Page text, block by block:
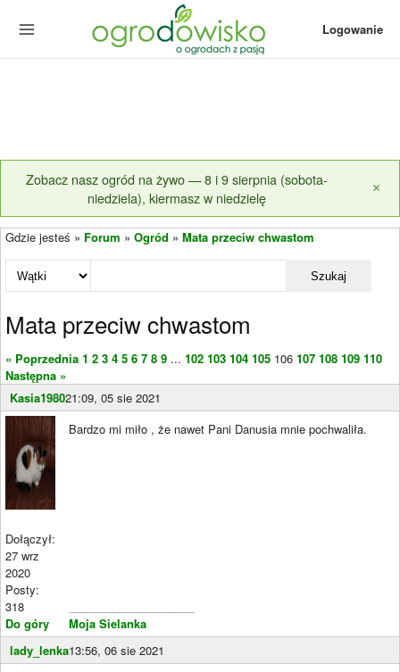
Logowanie
Zobacz nasz ogród na żywo — 8 i 9 sierpnia (sobota-
niedziela), kiermasz w niedzielę
×
Gdzie jesteś » Forum » Ogród » Mata przeciw chwastom
Szukaj
Mata przeciw chwastom
« Poprzednia 1 2 3 4 5 6 7 8 9 ... 102 103 104 105 106 107 108 109 110
Następna »
Kasia198021:09, 05 sie 2021
Dołączył:
27 wrz
2020
Posty:
318
Do góry
Bardzo mi miło , że nawet Pani Danusia mnie pochwaliła.
Moja Sielanka
lady_lenka13:56, 06 sie 2021